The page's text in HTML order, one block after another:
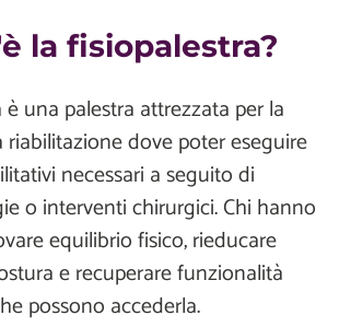
la fisiopalestra?
una palestra attrezzata per la
riabilitazione dove poter eseguire
necessari a seguito di
o interventi chirurgici. Chi hanno
equilibrio fisico, rieducare
e recuperare funzionalità
possono accederla.